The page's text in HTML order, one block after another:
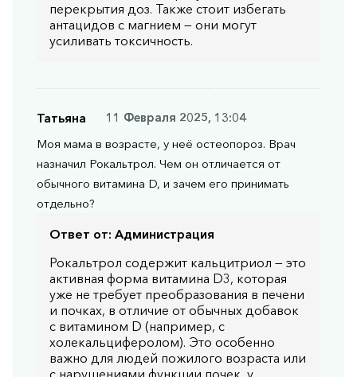
перекрытия доз. Также стоит избегать
антацидов с магнием — они могут
усиливать токсичность.
Татьяна
11 Февраля 2025, 13:04
Моя мама в возрасте, у неё остеопороз. Врач
назначил Рокальтрол. Чем он отличается от
обычного витамина D, и зачем его принимать
отдельно?
Ответ от: Администрация
Рокальтрол содержит кальцитриол — это
активная форма витамина D3, которая
уже не требует преобразования в печени
и почках, в отличие от обычных добавок
с витамином D (например, с
холекальциферолом). Это особенно
важно для людей пожилого возраста или
с нарушениями функции почек, у